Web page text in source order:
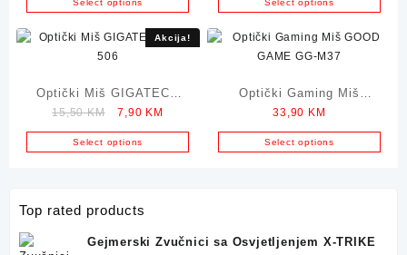
Akcija!
Optički Miš GIGATECH
GM-506
15,50KM
Original
price
was:
7,90 KM
price
is:
Select options
Optički Gaming Miš
GOOD GAME GG-M37
33,90 KM
Select options
Top rated products
Gejmerski Zvučnici sa Osvjetljenjem X-TRIKE